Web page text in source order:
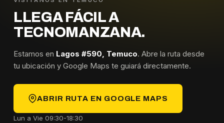
LLEGA FÁCIL A
TECNOMANZANA.
Estamos en Lagos #590, Temuco. Abre la ruta desde
tu ubicación y Google Maps te guiará directamente.
ABRIR RUTA EN GOOGLE MAPS
Lun a Vie 09:30-18:30